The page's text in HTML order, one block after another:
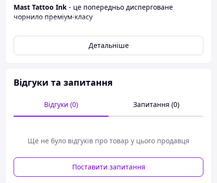
Mast Tattoo Ink - це попередньо дисперговане
чорнило преміум-класу
художників сміливішими, довговічнішими кольорами
Воно швидко проникає у шкіру, виділяється сміливо і
Детальніше
Відгуки та запитання
Відгуки (0) Запитання (0)
Ще не було відгуків про товар у цього продавця
Поставити запитання